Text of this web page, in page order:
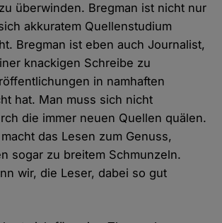
überwinden. Bregman ist nicht nur
akkuratem Quellenstudium
Bregman ist eben auch Journalist,
knackigen Schreibe zu
in namhaften
hat. Man muss sich nicht
die immer neuen Quellen quälen.
das Lesen zum Genuss,
sogar zu breitem Schmunzeln.
wir, die Leser, dabei so gut